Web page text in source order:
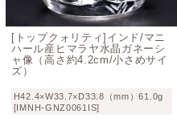
[トップクォリティ]インド/マニ
ハール産ヒマラヤ水晶ガネーシ
ャ像（高さ約4.2cm/小さめサイ
ズ）
H42.4×W33.7×D33.8（mm）61.0g
[IMNH-GNZ0061IS]